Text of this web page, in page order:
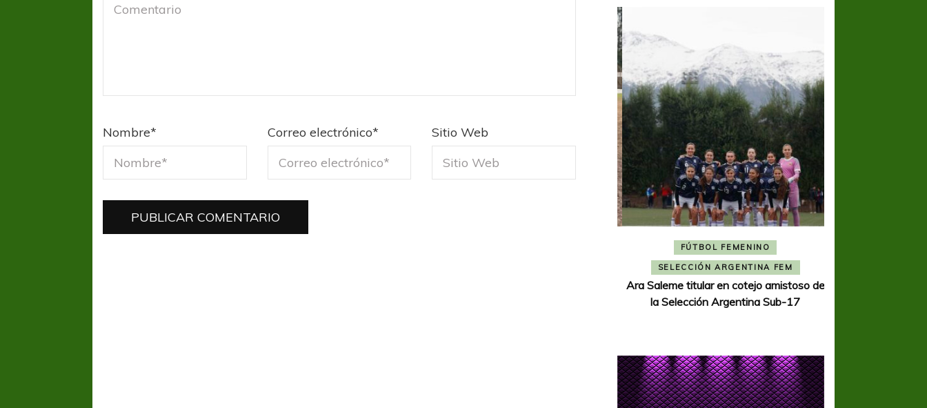
Nombre* Correo electrónico* Sitio Web
FÚTBOL FEMENINO
SELECCIÓN ARGENTINA FEM
Ara Saleme titular en cotejo amistoso de
la Selección Argentina Sub-17